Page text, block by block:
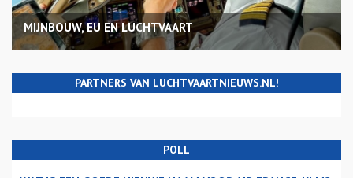
MIJNBOUW, EU EN LUCHTVAART
PARTNERS VAN LUCHTVAARTNIEUWS.NL!
POLL